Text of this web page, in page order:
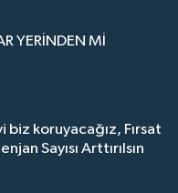
YERİNDEN Mİ
koruyacağız, Fırsat
Sayısı Arttırılsın